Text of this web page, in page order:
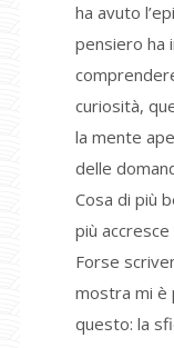
ha avuto
pensiero ha
curiosità,
la mente
delle
Cosa di più
più
Forse
mostra mi è
questo: la